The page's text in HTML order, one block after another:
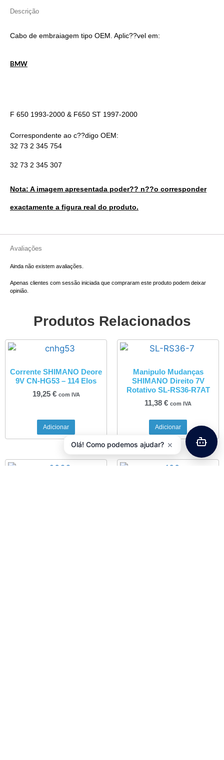
Descrição
Cabo de embraiagem tipo OEM. Aplic??vel em:
BMW
F 650 1993-2000 & F650 ST 1997-2000
Correspondente ao c??digo OEM:
32 73 2 345 754
32 73 2 345 307
Nota: A imagem apresentada poder?? n??o corresponder
exactamente a figura real do produto.
Avaliações
Ainda não existem avaliações.
Apenas clientes com sessão iniciada que compraram este produto podem deixar
opinião.
Produtos Relacionados
Corrente SHIMANO Deore
9V CN-HG53 – 114 Elos
19,25 € com IVA
Adicionar
Manipulo Mudanças
SHIMANO Direito 7V
Rotativo SL-RS36-R7AT
11,38 € com IVA
Adicionar
Olá! Como podemos ajudar? ×